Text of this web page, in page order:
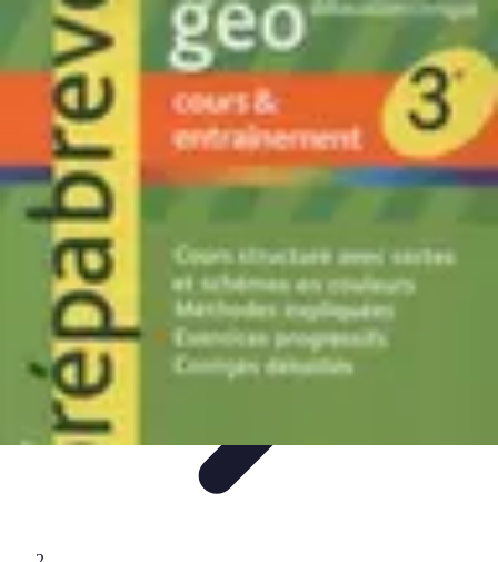
Pilotes Formule 1
techniques de pilotage
Portraits de PilotesCarrières de
PilotesCircuitsCarrière
Pilotes Formule 1